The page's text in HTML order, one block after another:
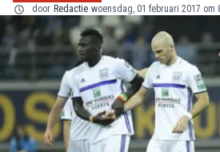
door Redactie woensdag, 01 februari 2017 om